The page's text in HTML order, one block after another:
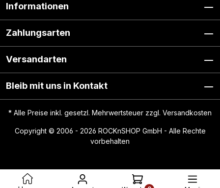
Informationen
Zahlungsarten
Versandarten
Bleib mit uns in Kontakt
* Alle Preise inkl. gesetzl. Mehrwertsteuer zzgl. Versandkosten
Copyright © 2006 - 2026 ROCKnSHOP GmbH - Alle Rechte
vorbehalten